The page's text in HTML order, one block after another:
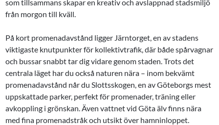
som tillsammans skapar en kreativ och avslappnad stadsmiljö
från morgon till kväll.
På kort promenadavstånd ligger Järntorget, en av stadens
viktigaste knutpunkter för kollektivtrafik, där både spårvagnar
och bussar snabbt tar dig vidare genom staden. Trots det
centrala läget har du också naturen nära – inom bekvämt
promenadavstånd når du Slottsskogen, en av Göteborgs mest
uppskattade parker, perfekt för promenader, träning eller
avkoppling i grönskan. Även vattnet vid Göta älv finns nära
med fina promenadstråk och utsikt över hamninloppet.